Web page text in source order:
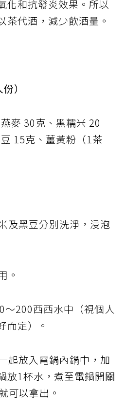
化和抗發炎效果。所以
茶代酒，減少飲酒量。
）
麥 30克、黑糯米 20
15克、薑黃粉（1茶
及黑豆分別洗淨，浸泡
。
200西西水中（視個人
而定）。
起放入電鍋內鍋中，加
放1杯水，煮至電鍋開關
可以拿出。